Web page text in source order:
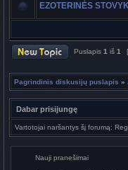
EZOTERINĖS
Puslapis 1 iš 1
Pagrindinis diskusijų puslapis »
Dabar prisijungę
Vartotojai naršantys šį forumą:
Nauji pranešimai